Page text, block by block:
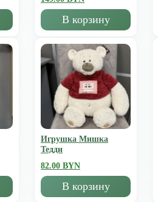
В корзину
Игрушка Мишка
Тедди
82.00 BYN
В корзину